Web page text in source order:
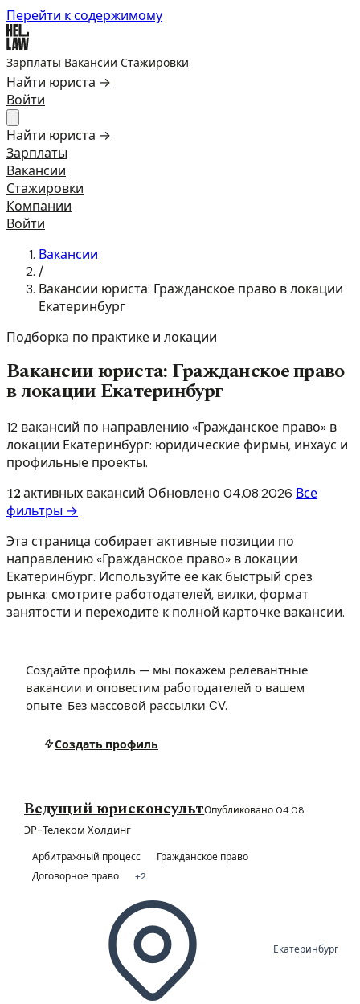
Перейти к содержимому
Зарплаты Вакансии Стажировки
Найти юриста →
Войти
Найти юриста →
Зарплаты
Вакансии
Стажировки
Компании
Войти
Вакансии
/
Вакансии юриста: Гражданское право в локации
Екатеринбург
Подборка по практике и локации
Вакансии юриста: Гражданское право
в локации Екатеринбург
12 вакансий по направлению «Гражданское право» в
локации Екатеринбург: юридические фирмы, инхаус и
профильные проекты.
12активных вакансий Обновлено04.08.2026 Все
фильтры →
Эта страница собирает активные позиции по
направлению «Гражданское право» в локации
Екатеринбург. Используйте ее как быстрый срез
рынка: смотрите работодателей, вилки, формат
занятости и переходите к полной карточке вакансии.
Создайте профиль — мы покажем релевантные
вакансии и оповестим работодателей о вашем
опыте. Без массовой рассылки CV.
Создать профиль
Ведущий юрисконсультОпубликовано 04.08
ЭР-Телеком Холдинг
Арбитражный процесс
Гражданское право
Договорное право
+2
Екатеринбург